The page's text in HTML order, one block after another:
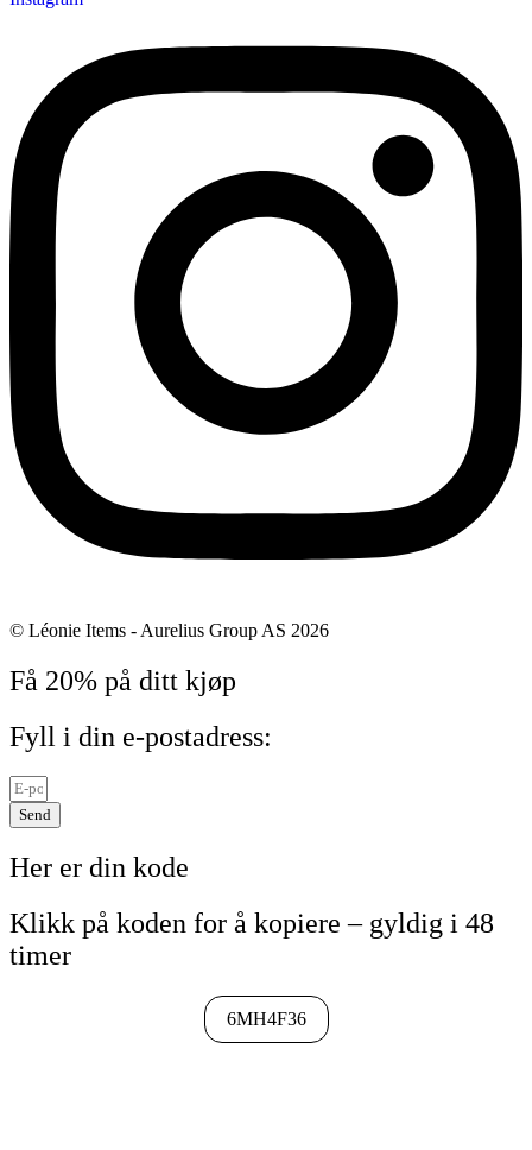
© Léonie Items - Aurelius Group AS 2026
Få 20% på ditt kjøp
Fyll i din e-postadress:
Send
Her er din kode
Klikk på koden for å kopiere – gyldig i 48
timer
6MH4F36